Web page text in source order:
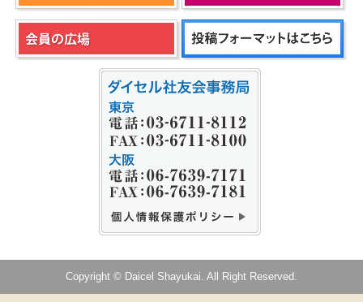
Copyright © Daicel Shayukai. All Right Reserved.